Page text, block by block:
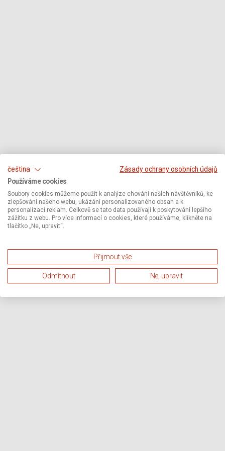
čeština
Zásady ochrany osobních údajů
Používáme cookies
Soubory cookies můžeme použít k analýze chování našich návštěvníků, ke
zlepšování našeho webu, ukázání personalizovaného obsah a k
personalizaci reklam. Celkově se tato data používají k poskytování lepšího
zážitku z webu. Pro více informací o cookies, které používáme, klikněte na
tlačítko „Ne, upravit“.
Přijmout vše
Odmítnout Ne, upravit